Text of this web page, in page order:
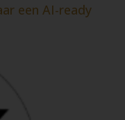
een AI-ready